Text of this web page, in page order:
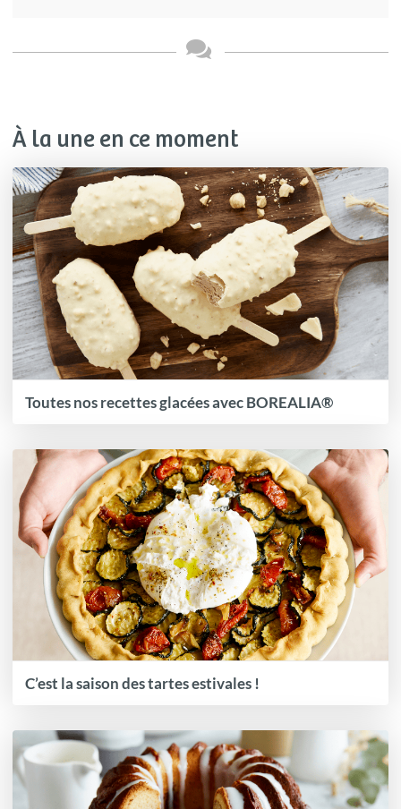
À la une en ce moment
Toutes nos recettes glacées avec BOREALIA®
C’est la saison des tartes estivales !